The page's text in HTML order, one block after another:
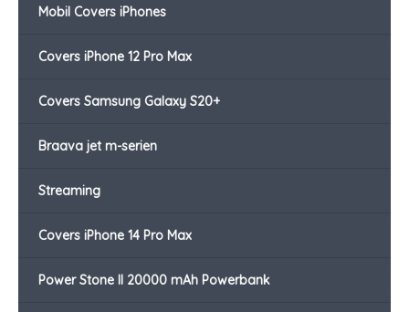
Mobil Covers iPhones
Covers iPhone 12 Pro Max
Covers Samsung Galaxy S20+
Braava jet m-serien
Streaming
Covers iPhone 14 Pro Max
Power Stone II 20000 mAh Powerbank